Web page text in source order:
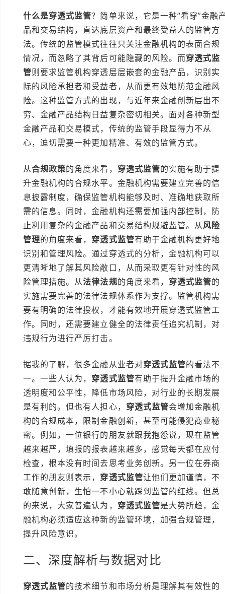
什么是穿透式监管？简单来说，它是一种“看穿”金融
品和交易结构，直达底层资产和最终受益人的监管方
法。传统的监管模式往往只关注金融机构的表面合规
情况，而忽略了其背后可能隐藏的风险。而穿透式监
管则要求监管机构穿透层层嵌套的金融产品，识别实
际的风险承担者和受益者，从而更有效地防范金融风
险。这种监管方式的出现，与近年来金融创新层出不
穷、金融产品结构日益复杂密切相关。面对各种新型
金融产品和交易模式，传统的监管手段显得力不从
心，迫切需要一种更加精准、有效的监管方式。
从合规政策的角度来看， 穿透式监管的实施有助于提
升金融机构的合规水平。金融机构需要建立完善的信
息披露制度，确保监管机构能够及时、准确地获取所
需的信息。同时，金融机构还需要加强内部控制，防
止利用复杂的金融产品和交易结构规避监管。从风险
管理的角度来看，穿透式监管有助于金融机构更好地
识别和管理风险。通过穿透式的分析，金融机构可以
更清晰地了解其风险敞口，从而采取更有针对性的风
险管理措施。从法律法规的角度来看， 穿透式监管的
实施需要完善的法律法规体系作为支撑。监管机构需
要有明确的法律授权，才能有效地开展穿透式监管工
作。同时，还需要建立健全的法律责任追究机制，对
违规行为进行严厉打击。
据我的了解，很多金融从业者对穿透式监管的看法不
一。一些人认为，穿透式监管有助于提升金融市场的
透明度和公平性，降低市场风险，对行业的长期发展
是有利的。但也有人担心， 穿透式监管会增加金融机
构的合规成本，限制金融创新，甚至可能侵犯商业秘
密。例如，一位银行的朋友就跟我抱怨说，现在监管
越来越严，填报的报表越来越多，感觉每天都在应付
检查，根本没有时间去思考业务创新。另一位在券商
工作的朋友则表示，穿透式监管让他们更加谨慎，不
敢随意创新，生怕一不小心就踩到监管的红线。但总
的来说，大家普遍认为， 穿透式监管是大势所趋，金
融机构必须适应这种新的监管环境，加强合规管理，
提升风险意识。
二、深度解析与数据对比
穿透式监管的技术细节和市场分析是理解其有效性的